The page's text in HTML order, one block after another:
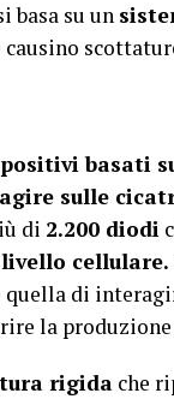
basa su un
causino
basati
agire sulle
di 2.200 diodi
livello cellulare.
quella di
la
rigida che